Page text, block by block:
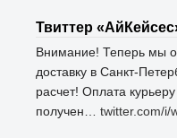
Внимание! Теперь мы
доставку в Санкт-
расчет! Оплата
получен… twitter.com/i/